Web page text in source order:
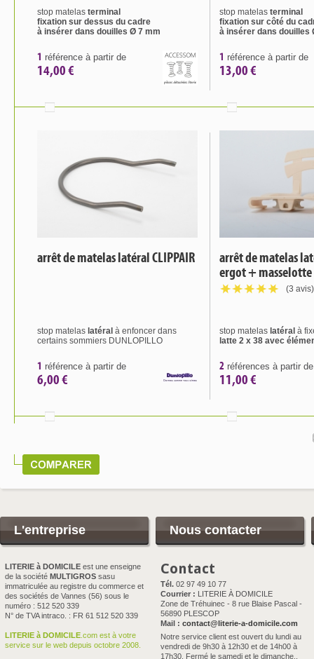
stop matelas terminal
fixation sur dessus du cadre
à insérer dans douilles Ø 7 mm
1 référence à partir de
14,00 €
stop matelas terminal
fixation sur côté du
à insérer dans douilles
1 référence à partir de
13,00 €
arrêt de matelas latéral CLIPPAIR
stop matelas latéral à enfoncer dans
certains sommiers DUNLOPILLO
1 référence à partir de
6,00 €
arrêt de matelas
ergot +
(3 avis)
stop matelas latéral à
latte 2 x 38 avec
2 références à partir de
11,00 €
L'entreprise
LITERIE à DOMICILE est une enseigne
de la société MULTIGROS sasu
immatriculée au registre du commerce et
des sociétés de Vannes (56) sous le
numéro : 512 520 339
N° de TVA intraco. : FR 61 512 520 339
LITERIE à DOMICILE .com est à votre
service sur le web depuis octobre 2008.
Nous contacter
Contact
Tél. 02 97 49 10 77
Courrier : LITERIE À DOMICILE
Zone de Tréhuinec - 8 rue Blaise Pascal -
56890 PLESCOP
Mail : contact@literie-a-domicile.com
Notre service client est ouvert du lundi au
vendredi de 9h30 à 12h30 et de 14h00 à
17h30. Fermé le samedi et le dimanche..